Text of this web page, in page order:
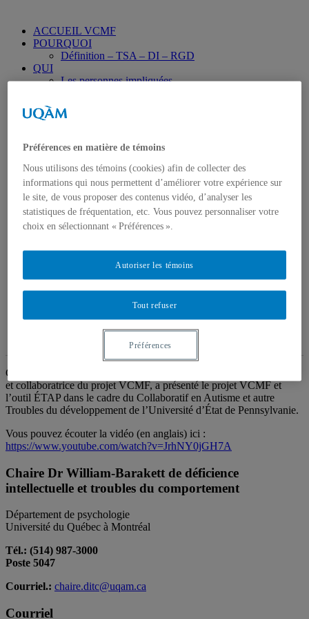
ACCUEIL VCMF
POURQUOI
Définition – TSA – DI – RGD
QUI
Les personnes impliquées
LE PROJET
La méthode générale
Objectif 1 – évaluer la qualité de l’implantation du
Objectif 2 – évaluation des services du centre VCMF
Les diagnostics des enfants
Données sociodémographiques des parents
Objectif 3 – Évaluer la trajectoire de services des
familles
Objectif 4 – Décrire les profils des enfants et des
Tableau des instruments utilisés à chaque temps de
PRODUITS
RECETTE GAGNANTE
NOUVELLES
Sortir du projet VCMF
Catherine Mello, professeure à l’Université d’État de Pennsylvanie
et collaboratrice du projet VCMF, a présenté le projet VCMF et
l’outil ÉTAP dans le cadre du Collaboratif en Autisme et autre
Troubles du développement de l’Université d’État de Pennsylvanie.
Vous pouvez écouter la vidéo (en anglais) ici :
https://www.youtube.com/watch?v=JrhNY0jGH7A
Chaire Dr William-Barakett de déficience
intellectuelle et troubles du comportement
Département de psychologie
Université du Québec à Montréal
Tél.: (514) 987-3000
Poste 5047
Courriel.: chaire.ditc@uqam.ca
Courriel
Préférences en matière de témoins
Nous utilisons des témoins (cookies) afin de collecter des
informations qui nous permettent d’améliorer votre expérience sur
le site, de vous proposer des contenus vidéo, d’analyser les
statistiques de fréquentation, etc. Vous pouvez personnaliser votre
choix en sélectionnant « Préférences ».
Tout refuser
Autoriser les témoins
Préférences